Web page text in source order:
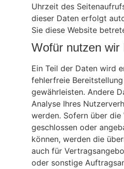
Uhrzeit des
dieser Daten erfolgt
Sie diese Website
Wofür nutzen wir
Ein Teil der Daten wird
fehlerfreie
gewährleisten. Andere
Analyse Ihres
werden. Sofern über
geschlossen oder
können, werden die
auch für
oder sonstige